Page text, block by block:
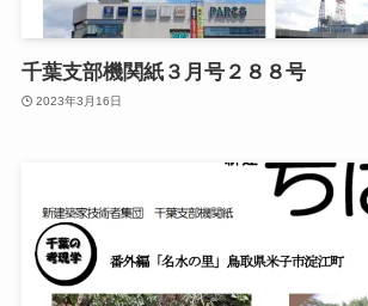
千葉支部機関紙３月号２８８号
2023年3月16日